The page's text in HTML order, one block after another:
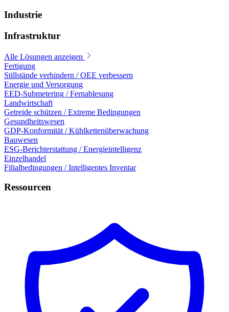
Industrie
Infrastruktur
Alle Lösungen anzeigen
Fertigung
Stillstände verhindern / OEE verbessern
Energie und Versorgung
EED-Submetering / Fernablesung
Landwirtschaft
Getreide schützen / Extreme Bedingungen
Gesundheitswesen
GDP-Konformität / Kühlkettenüberwachung
Bauwesen
ESG-Berichterstattung / Energieintelligenz
Einzelhandel
Filialbedingungen / Intelligentes Inventar
Ressourcen